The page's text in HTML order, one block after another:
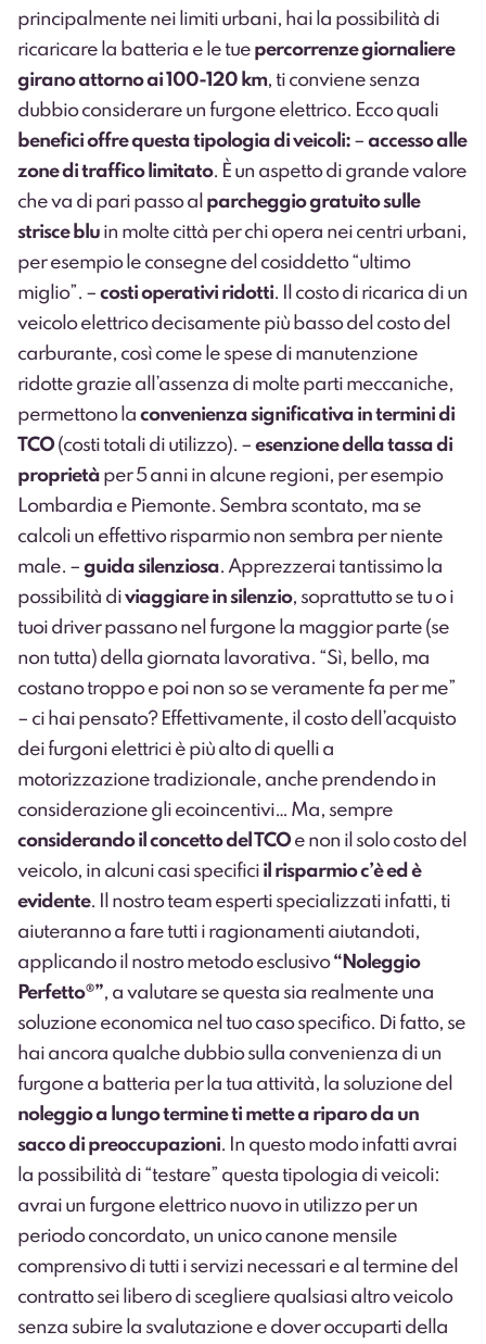
principalmente nei limiti urbani, hai la possibilità di
ricaricare la batteria e le tue percorrenze giornaliere
girano attorno ai 100-120 km, ti conviene senza
dubbio considerare un furgone elettrico. Ecco quali
benefici offre questa tipologia di veicoli: – accesso alle
zone di traffico limitato. È un aspetto di grande valore
che va di pari passo al parcheggio gratuito sulle
strisce blu in molte città per chi opera nei centri urbani,
per esempio le consegne del cosiddetto “ultimo
miglio”. – costi operativi ridotti. Il costo di ricarica di un
veicolo elettrico decisamente più basso del costo del
carburante, così come le spese di manutenzione
ridotte grazie all’assenza di molte parti meccaniche,
permettono la convenienza significativa in termini di
TCO(costi totali di utilizzo). – esenzione della tassa di
proprietà per 5 anni in alcune regioni, per esempio
Lombardia e Piemonte. Sembra scontato, ma se
calcoli un effettivo risparmio non sembra per niente
male. – guida silenziosa. Apprezzerai tantissimo la
possibilità diviaggiare in silenzio, soprattutto se tu o i
tuoi driver passano nel furgone la maggior parte (se
non tutta) della giornata lavorativa. “Sì, bello, ma
costano troppo e poi non so se veramente fa per me”
– ci hai pensato? Effettivamente, il costo dell’acquisto
dei furgoni elettrici è più alto di quelli a
motorizzazione tradizionale, anche prendendo in
considerazione gli ecoincentivi… Ma, sempre
considerando il concetto del TCOe non il solo costo del
veicolo, in alcuni casi specifici il risparmio c’è ed è
evidente. Il nostro team esperti specializzati infatti, ti
aiuteranno a fare tutti i ragionamenti aiutandoti,
applicando il nostro metodo esclusivo“Noleggio
Perfetto®”, a valutare se questa sia realmente una
soluzione economica nel tuo caso specifico. Di fatto, se
hai ancora qualche dubbio sulla convenienza di un
furgone a batteria per la tua attività, la soluzione del
noleggio a lungo termine ti mette a riparo da un
sacco di preoccupazioni. In questo modo infatti avrai
la possibilità di “testare” questa tipologia di veicoli:
avrai un furgone elettrico nuovo in utilizzo per un
periodo concordato, un unico canone mensile
comprensivo di tutti i servizi necessari e al termine del
contratto sei libero di scegliere qualsiasi altro veicolo
senza subire la svalutazione e dover occuparti della